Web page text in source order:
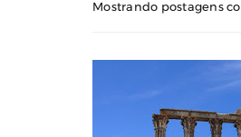
Mostrando postagens